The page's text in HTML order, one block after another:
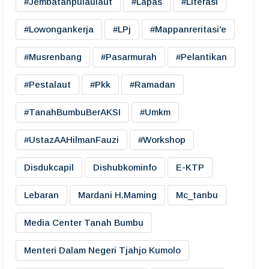
#lowongankerja #LPj #mappanreritasi'e
#musrenbang #pasarmurah #pelantikan
#pestalaut #pkk #ramadan
#TanahBumbuBerAKSI #umkm
#UstazAAHilmanFauzi #workshop
Disdukcapil Dishubkominfo E-KTP
Lebaran Mardani H.maming Mc_tanbu
Media Center Tanah Bumbu
Menteri Dalam Negeri Tjahjo Kumolo